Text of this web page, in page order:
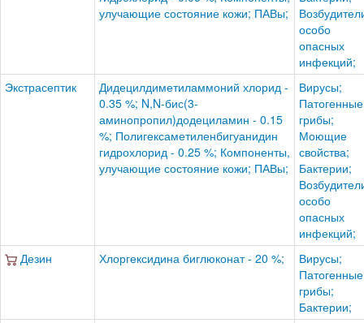
улучающие состояние кожи; ПАВы;
особо
опасных
инфекций;
Экстрасептик
Дидецилдиметиламмоний хлорид -
0.35 %; N,N-бис(3-
аминопропил)додециламин - 0.15
%; Полигексаметиленбигуанидин
гидрохлорид - 0.25 %; Компоненты,
улучающие состояние кожи; ПАВы;
Вирусы;
Патогенные
грибы;
Моющие
свойства;
Бактерии;
особо
опасных
инфекций;
Дезин
Хлоргексидина биглюконат - 20 %;
Вирусы;
Патогенные
грибы;
Бактерии;